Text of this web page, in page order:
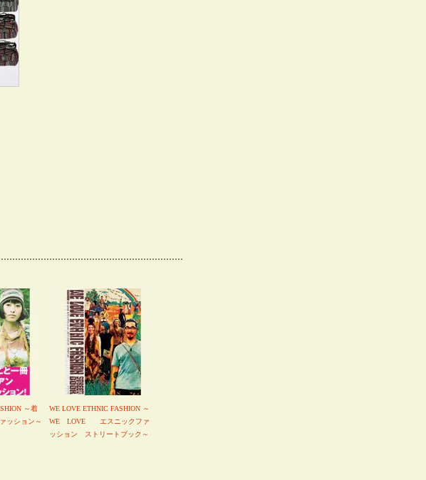
～着
ッション～
WE LOVE ETHNIC FASHION ～
WE LOVE エスニックファ
ッション ストリートブック～